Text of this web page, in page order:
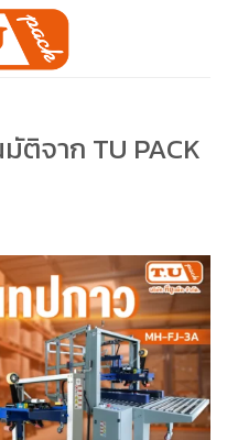
ติจาก TU PACK